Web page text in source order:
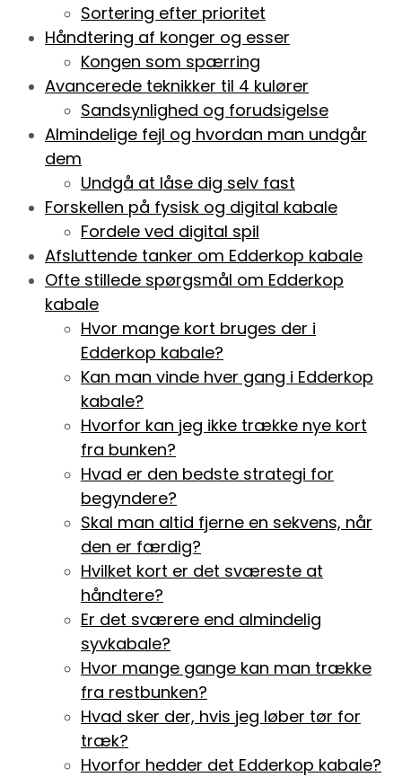
Sortering efter prioritet
Håndtering af konger og esser
Kongen som spærring
Avancerede teknikker til 4 kulører
Sandsynlighed og forudsigelse
Almindelige fejl og hvordan man undgår
dem
Undgå at låse dig selv fast
Forskellen på fysisk og digital kabale
Fordele ved digital spil
Afsluttende tanker om Edderkop kabale
Ofte stillede spørgsmål om Edderkop
kabale
Hvor mange kort bruges der i
Edderkop kabale?
Kan man vinde hver gang i Edderkop
kabale?
Hvorfor kan jeg ikke trække nye kort
fra bunken?
Hvad er den bedste strategi for
begyndere?
Skal man altid fjerne en sekvens, når
den er færdig?
Hvilket kort er det sværeste at
håndtere?
Er det sværere end almindelig
syvkabale?
Hvor mange gange kan man trække
fra restbunken?
Hvad sker der, hvis jeg løber tør for
træk?
Hvorfor hedder det Edderkop kabale?